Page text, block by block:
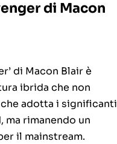
di Macon
di Macon Blair è
ibrida che non
adotta i significanti
rimanendo un
il mainstream.